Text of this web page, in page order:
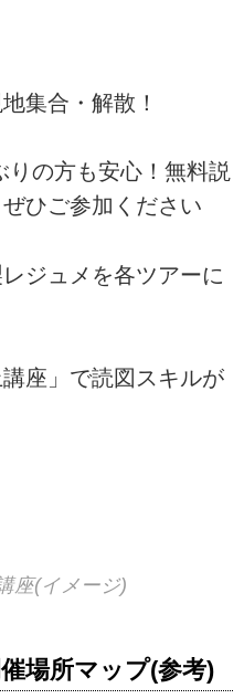
集合・解散！
の方も安心！無料説
ひご参加ください
ジュメを各ツアーに
座」で読図スキルが
座(イメージ)
場所マップ(参考)